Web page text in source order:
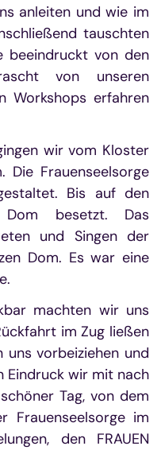
anleiten und wie im
tauschten
beeindruckt von den
von unseren
Workshops erfahren
wir vom Kloster
Die Frauenseelsorge
Bis auf den
besetzt. Das
und Singen der
Dom. Es war eine
machten wir uns
im Zug ließen
vorbeiziehen und
Eindruck wir mit nach
Tag, von dem
Frauenseelsorge im
den FRAUEN